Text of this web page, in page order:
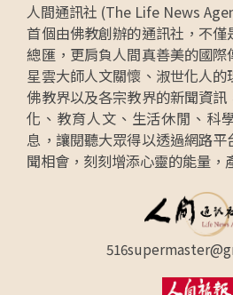
人間通訊社 (The Life News
首個由佛教創辦的通訊社，不
總匯，更肩負人間真善美的國
星雲大師人文關懷、淑世化人
佛教界以及各宗教界的新聞資
化、教育人文、生活休閒、科
息，讓閱聽大眾得以透過網路
聞相會，刻刻增添心靈的能量，